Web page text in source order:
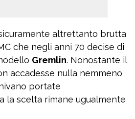
altrettanto brutta
che negli anni 70 decise di
Gremlin. Nonostante il
accadesse nulla nemmeno
portate
la scelta rimane ugualmente